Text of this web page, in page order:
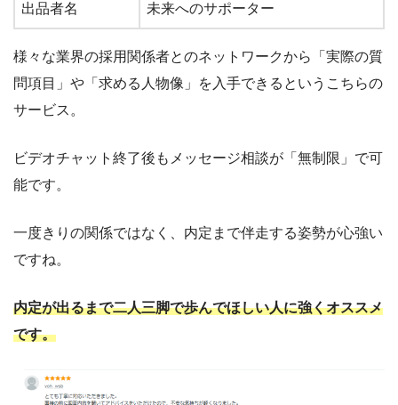
出品者名 未来へのサポーター
様々な業界の採用関係者とのネットワークから「実際の質
問項目」や「求める人物像」を入手できるというこちらの
サービス。
ビデオチャット終了後もメッセージ相談が「無制限」で可
能です。
一度きりの関係ではなく、内定まで伴走する姿勢が心強い
ですね。
内定が出るまで二人三脚で歩んでほしい人に強くオススメ
です。